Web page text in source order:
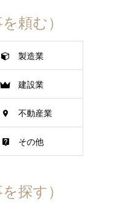
頼む）
製造業
建設業
不動産業
その他
探す）